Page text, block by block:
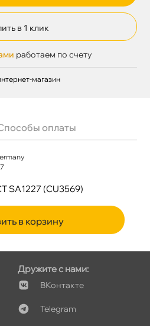
в 1 клик
работаем по счету
магазин
оплаты
SA1227 (CU3569)
в корзину
Дружите с нами:
Контакте
Telegram